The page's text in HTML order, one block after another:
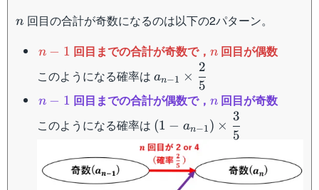
n
n 回目の合計が奇数になるのは以下の2パターン。
n-
n − 1 回目までの合計が奇数で， n
n回目が偶数
このようになる確率は a_{n-
1}\times\dfrac{2}
{5}
an−1 ×
5
2
n-
n − 1 回目までの合計が偶数で， n
n回目が奇数
このようになる確率は (1-a_{n-
1})\times\dfrac{3}
{5}
(1 − an−1) ×
5
3